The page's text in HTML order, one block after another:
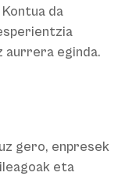
da
aurrera eginda.
gero, enpresek
eta